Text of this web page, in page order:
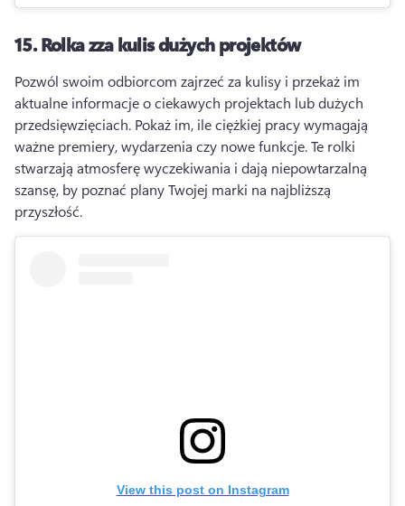
15.Rolka zza kulis dużych projektów
Pozwól swoim odbiorcom zajrzeć za kulisy i przekaż im
aktualne informacje o ciekawych projektach lub dużych
przedsięwzięciach. Pokaż im, ile ciężkiej pracy wymagają
ważne premiery, wydarzenia czy nowe funkcje. Te rolki
stwarzają atmosferę wyczekiwania i dają niepowtarzalną
szansę, by poznać plany Twojej marki na najbliższą
przyszłość.
View this post on Instagram